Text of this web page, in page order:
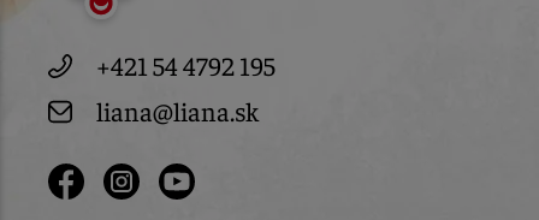
+421 54 4792 195
liana@liana.sk